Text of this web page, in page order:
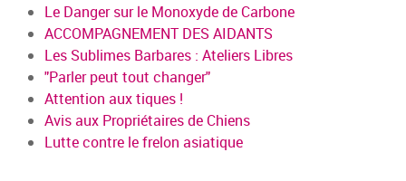
Le Danger sur le Monoxyde de Carbone
ACCOMPAGNEMENT DES AIDANTS
Les Sublimes Barbares : Ateliers Libres
"Parler peut tout changer"
Attention aux tiques !
Avis aux Propriétaires de Chiens
Lutte contre le frelon asiatique